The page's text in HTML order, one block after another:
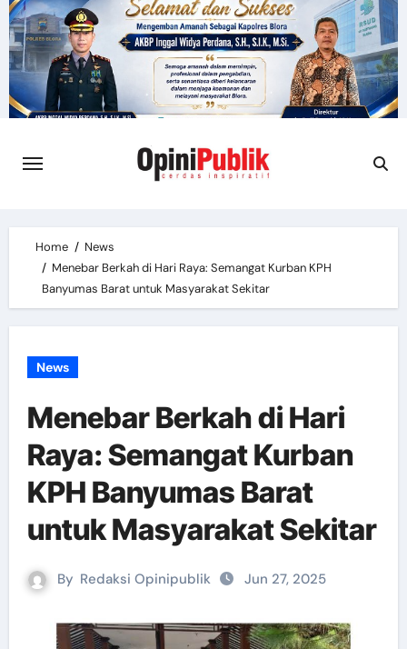
Skip
to
content
Home
News
Menebar Berkah di Hari Raya: Semangat Kurban KPH
Banyumas Barat untuk Masyarakat Sekitar
News
Menebar Berkah di Hari
Raya: Semangat Kurban
KPH Banyumas Barat
untuk Masyarakat Sekitar
By Redaksi Opinipublik Jun 27, 2025